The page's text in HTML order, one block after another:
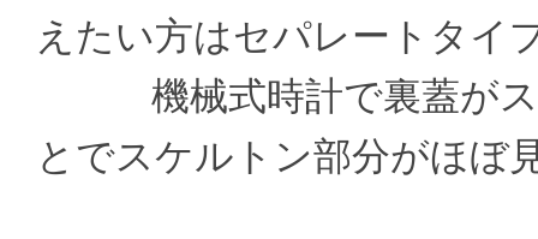
えたい方はセパレートタイ
機械式時計で裏蓋がス
とでスケルトン部分がほぼ